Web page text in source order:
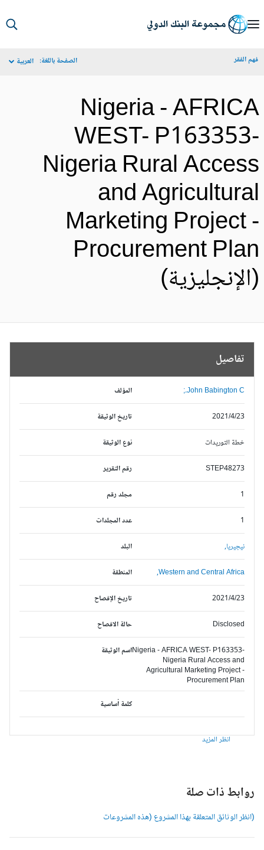
الفقر الصفحة باللغة: العربية
Nigeria -
WEST-
Nigeria Rural
and
Marketing Project
Procurement
تفاصيل
المؤلف John Babington C.;
تاريخ الوثيقة 2021/4/23
نوع الوثيقة خطة التوريدات
رقم التقرير STEP48273
مجلد رقم
عدد المجلدات
البلد نيجيريا,
المنطقة Western and Central Africa,
تاريخ الإفصاح 2021/4/23
حالة الافصاح Disclosed
اسم الوثيقةNigeria - AFRICA WEST- P163353-
Nigeria Rural Access and
Agricultural Marketing Project -
Procurement Plan
كلمة أساسية
انظر المزيد
روابط ذات صلة
(انظر الوثائق المتعلقة بهذا المشروع (هذه المشروعات